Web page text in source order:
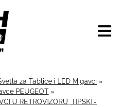
za Tablice i LED Migavci »
PEUGEOT »
U RETROVIZORU, TIPSKI -